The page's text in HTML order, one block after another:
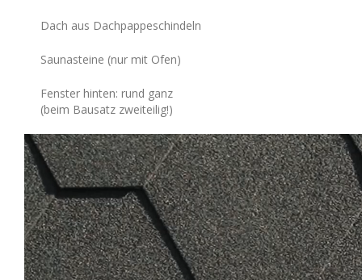
Dach aus Dachpappeschindeln
Saunasteine (nur mit Ofen)
Fenster hinten: rund ganz
(beim Bausatz zweiteilig!)